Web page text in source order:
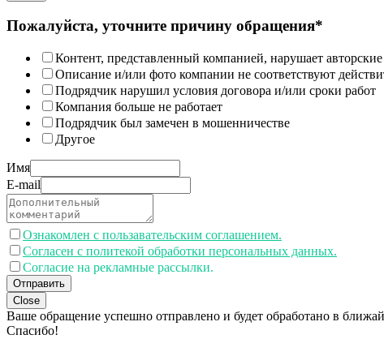
Пожалуйста, уточните причину обращения*
Контент, представленный компанией, нарушает авторские
Описание и/или фото компании не соответствуют
Подрядчик нарушил условия договора и/или сроки работ
Компания больше не работает
Подрядчик был замечен в мошенничестве
Другое
Имя
E-mail
Ознакомлен с пользавательским соглашением.
Согласен с политекой обработки персональных данных.
Согласие на рекламные рассылки.
Отправить
Close
Ваше обращение успешно отправлено и будет обработано в
Спасибо!